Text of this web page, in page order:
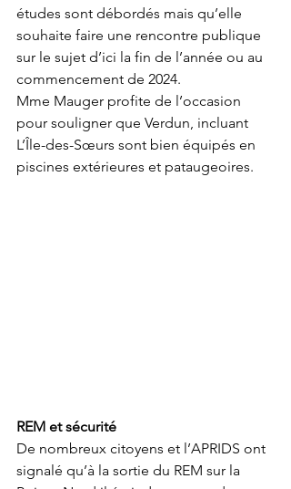
études sont débordés mais qu’elle
souhaite faire une rencontre publique
sur le sujet d’ici la fin de l’année ou au
commencement de 2024.
Mme Mauger profite de l’occasion
pour souligner que Verdun, incluant
L’Île-des-Sœurs sont bien équipés en
piscines extérieures et pataugeoires.
REM et sécurité
De nombreux citoyens et l’APRIDS ont
signalé qu’à la sortie du REM sur la